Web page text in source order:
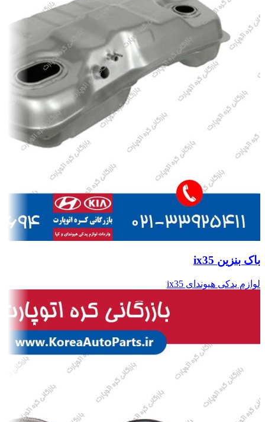
باک بنزین ix35
لوازم یدکی هیوندای ix35